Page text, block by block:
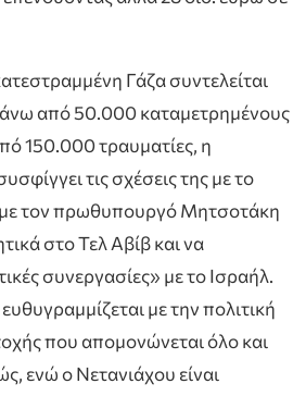
Γάζα συντελείται
από 50.000 καταμετρημένους
150.000 τραυματίες, η
τις σχέσεις της με το
τον πρωθυπουργό Μητσοτάκη
στο Τελ Αβίβ και να
συνεργασίες» με το Ισραήλ.
με την πολιτική
που απομονώνεται όλο και
ενώ ο Νετανιάχου είναι